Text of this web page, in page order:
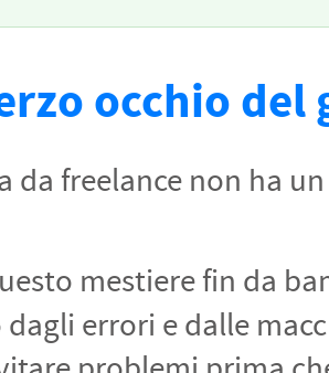
occhio del
da freelance non ha
mestiere fin da
errori e dalle